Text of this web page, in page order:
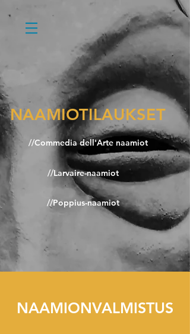
NAAMIOTILAUKSET
//Commedia dell'Arte naamiot
//Larvaire-naamiot
//Poppius-naamiot
NAAMIONVALMISTUS